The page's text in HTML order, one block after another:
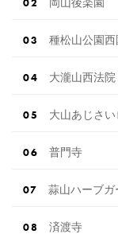
種松山公園西
大瀧山西法院
大山あじさい
普門寺
蒜山ハーブ
済渡寺